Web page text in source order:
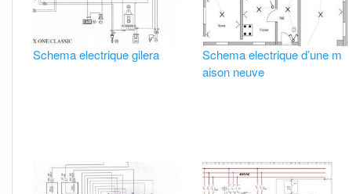
Schema electrique gilera
Schema electrique d’une m
aison neuve